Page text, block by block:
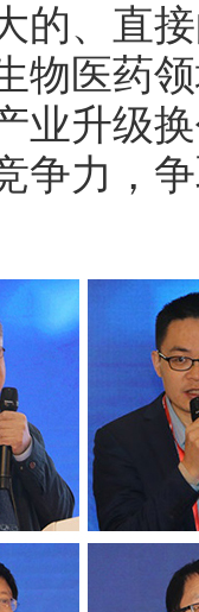
的、直
物医药
业升级
争力，